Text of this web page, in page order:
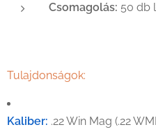
Csomagolás: 50 db
Tulajdonságok:
Kaliber: .22 Win Mag (.22